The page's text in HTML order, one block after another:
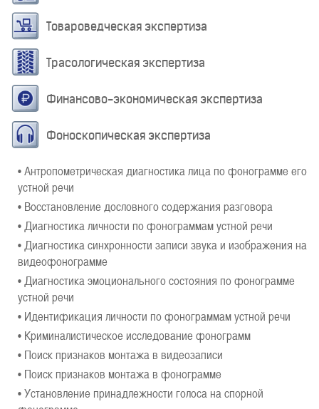
Товароведческая экспертиза
Трасологическая экспертиза
Финансово-экономическая экспертиза
Фоноскопическая экспертиза
• Антропометрическая диагностика лица по фонограмме его
устной речи
• Восстановление дословного содержания разговора
• Диагностика личности по фонограммам устной речи
• Диагностика синхронности записи звука и изображения на
видеофонограмме
• Диагностика эмоционального состояния по фонограмме
устной речи
• Идентификация личности по фонограммам устной речи
• Криминалистическое исследование фонограмм
• Поиск признаков монтажа в видеозаписи
• Поиск признаков монтажа в фонограмме
• Установление принадлежности голоса на спорной